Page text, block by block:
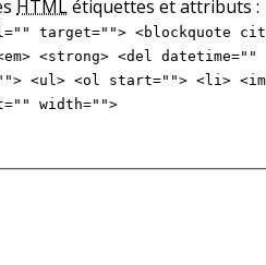
HTMLétiquettes et attributs :
target=""> <blockquote
<strong> <del
<ul> <ol start=""> <li>
width="">